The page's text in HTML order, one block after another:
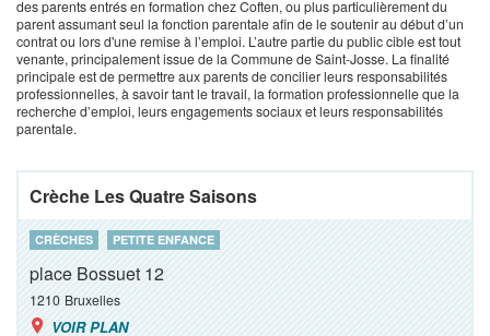
des parents entrés en formation chez Coften, ou plus particulièrement du
parent assumant seul la fonction parentale afin de le soutenir au début d’un
contrat ou lors d'une remise à l’emploi. L’autre partie du public cible est tout
venante, principalement issue de la Commune de Saint-Josse. La finalité
principale est de permettre aux parents de concilier leurs responsabilités
professionnelles, à savoir tant le travail, la formation professionnelle que la
recherche d’emploi, leurs engagements sociaux et leurs responsabilités
parentale.
Crèche Les Quatre Saisons
CRÈCHES PETITE ENFANCE
place Bossuet 12
1210 Bruxelles
VOIR PLAN